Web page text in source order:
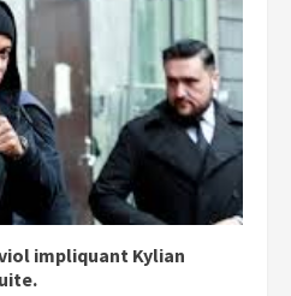
impliquant Kylian